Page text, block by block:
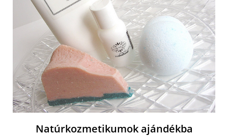
Natúrkozmetikumok ajándékba